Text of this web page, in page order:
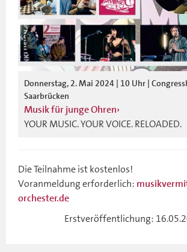
Donnerstag, 2. Mai 2024 | 10 Uhr |
Saarbrücken
Musik für junge Ohren
YOUR MUSIC. YOUR VOICE. RELOADED.
Die Teilnahme ist kostenlos!
Voranmeldung erforderlich:
orchester.de
Erstveröffentlichung: